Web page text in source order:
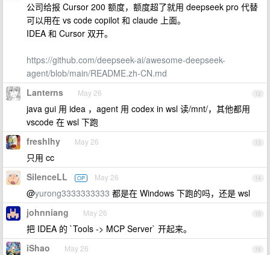
公司给报 Cursor 200 额度，额度超了就用 deepseek pro 代替
可以用在 vs code copilot 和 claude 上面。
IDEA 和 Cursor 双开。
https://github.com/deepseek-ai/awesome-deepseek-
agent/blob/main/README.zh-CN.md
12
Lanterns May 26
java gui 用 idea ，agent 用 codex in wsl 读/mnt/，其他都用
vscode 在 wsl 下跑
13
freshlhy May 26
只用 cc
14
SilenceLL OP May 26
@yurong3333333333 都是在 Windows 下跑的吗，还是 wsl
15
johnniang May 26
把 IDEA 的 `Tools -> MCP Server` 开起来。
16
iShao May 26